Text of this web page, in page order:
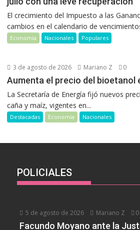
El crecimiento del Impuesto a las
cambios en el calendario de
Economía Nacionales Populares
3 de agosto de 2026 Mariano Z 0
Aumenta el precio del bioetanol
La Secretaría de Energía fijó nuevos
caña y maíz, vigentes en...
Destacadas Economía Nacionales
POLICIALES
5 de agosto de 2026 Mariano Z 0
Facundo Moyano ante la